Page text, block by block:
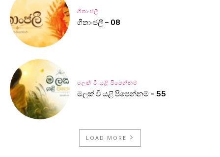
ගීතාංජලී
ගීතාංජලී – 08
මලක් වී යළි පිපෙන්නම්
මලක් වී යළි පිපෙන්නම් – 55
LOAD MORE